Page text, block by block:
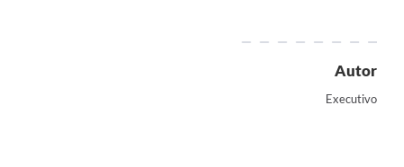
Autor
Executivo